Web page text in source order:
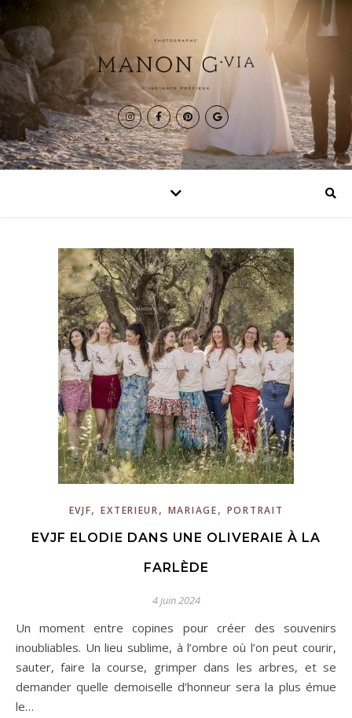
EVJF,EXTERIEUR, MARIAGE, PORTRAIT
EVJF ELODIE DANS UNE OLIVERAIE À LA
FARLÈDE
4 juin 2024
Un moment entre copines pour créer des souvenirs
inoubliables. Un lieu sublime, à l’ombre où l’on peut courir,
sauter, faire la course, grimper dans les arbres, et se
demander quelle demoiselle d’honneur sera la plus émue
le…